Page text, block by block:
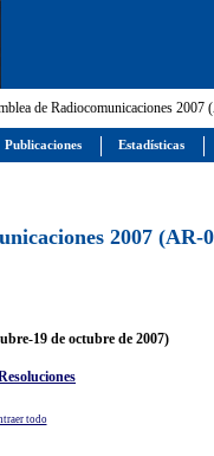
de Radiocomunicaciones 2007
2007 (AR-
19 de octubre de 2007)
todo
Publicaciones Estadísticas